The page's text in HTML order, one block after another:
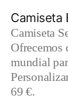
contenido
Camiseta
Camiseta
Ofrecemos
mundial
69 €.